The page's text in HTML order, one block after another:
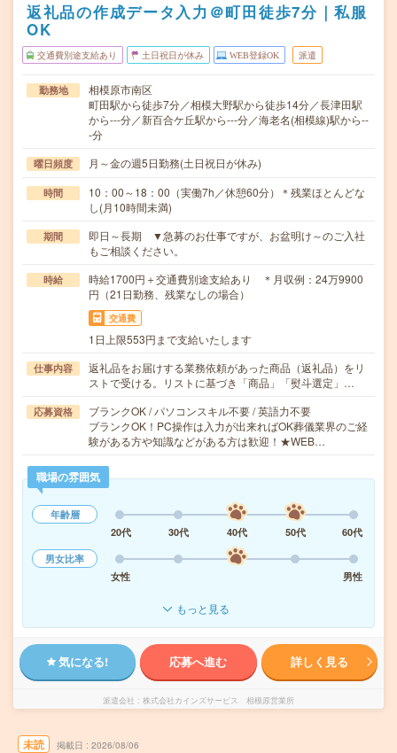
返礼品の作成データ入力＠町田徒歩7分｜私服
OK
交通費別途支給あり 土日祝日が休み WEB登録OK 派遣
勤務地
相模原市南区
町田駅から徒歩7分／相模大野駅から徒歩14分／長津田駅
から---分／新百合ケ丘駅から---分／海老名(相模線)駅から--
-分
曜日頻度 月～金の週5日勤務(土日祝日が休み)
時間
10：00～18：00（実働7h／休憩60分）＊残業ほとんどな
し(月10時間未満)
期間
即日～長期 ▼急募のお仕事ですが、お盆明け～のご入社
もご相談ください。
時給
時給1700円＋交通費別途支給あり ＊月収例：24万9900
円（21日勤務、残業なしの場合）
交通費
1日上限553円まで支給いたします
仕事内容
返礼品をお届けする業務依頼があった商品（返礼品）をリ
ストで受ける。リストに基づき「商品」「熨斗選定」…
応募資格
ブランクOK / パソコンスキル不要 / 英語力不要
ブランクOK！PC操作は入力が出来ればOK葬儀業界のご経
験がある方や知識などがある方は歓迎！★WEB…
職場の雰囲気
年齢層
20代
30代 40代 50代
60代
男女比率
女性
男性
もっと見る
気になる! 応募へ進む 詳しく見る
派遣会社 株式会社カインズサービス 相模原営業所
未読 掲載日 2026/08/06